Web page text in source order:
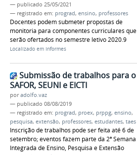
— publicado 25/05/2021
— registrado em: prograd, ensino, professores
Docentes podem submeter propostas de
monitoria para componentes curriculares que
serão ofertados no semestre letivo 2020.9
Localizado em Informes
Submissão de trabalhos para o
SAFOR, SEUNI e EICTI
poradolfo.vaz
— publicado 08/08/2019
— registrado em: prograd, proex, prppg, ensino,
pesquisa, extensão, professores, estudantes, taes
Inscrição de trabalhos pode ser feita até 6 de
setembro; eventos fazem parte da 2ª Semana
Integrada de Ensino, Pesquisa e Extensão